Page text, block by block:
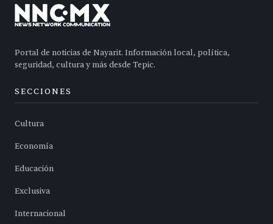
Portal de noticias de Nayarit. Información local, política,
seguridad, cultura y más desde Tepic.
SECCIONES
Cultura
Economía
Educación
Exclusiva
Internacional